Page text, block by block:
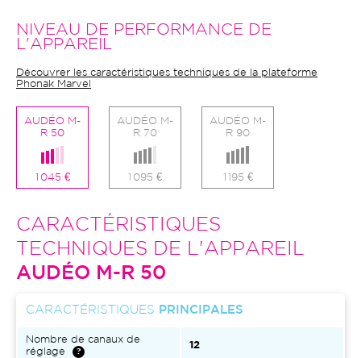
NIVEAU DE PERFORMANCE DE
L'APPAREIL
Découvrer les caractéristiques techniques de la plateforme
Phonak Marvel
AUDÉO M-
R 50
1 045 €
AUDÉO M-
R 70
1 095 €
AUDÉO M-
R 90
1 195 €
CARACTÉRISTIQUES
TECHNIQUES DE L'APPAREIL
AUDÉO M-R 50
CARACTÉRISTIQUES PRINCIPALES
Nombre de canaux de
réglage
12